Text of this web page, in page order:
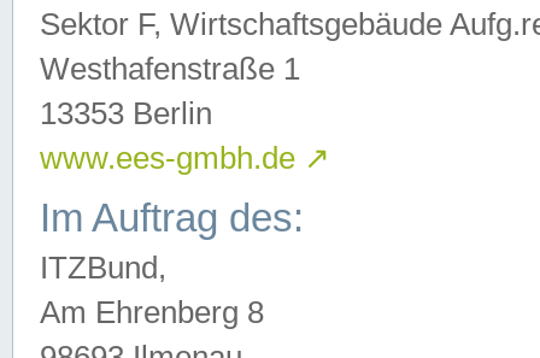
Sektor F, Wirtschaftsgebäude
Westhafenstraße 1
13353 Berlin
www.ees-gmbh.de ↗
Im Auftrag des:
ITZBund,
Am Ehrenberg 8